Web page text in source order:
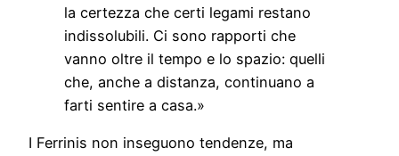
la certezza che certi legami restano
indissolubili. Ci sono rapporti che
vanno oltre il tempo e lo spazio: quelli
che, anche a distanza, continuano a
farti sentire a casa.»
I Ferrinis non inseguono tendenze, ma